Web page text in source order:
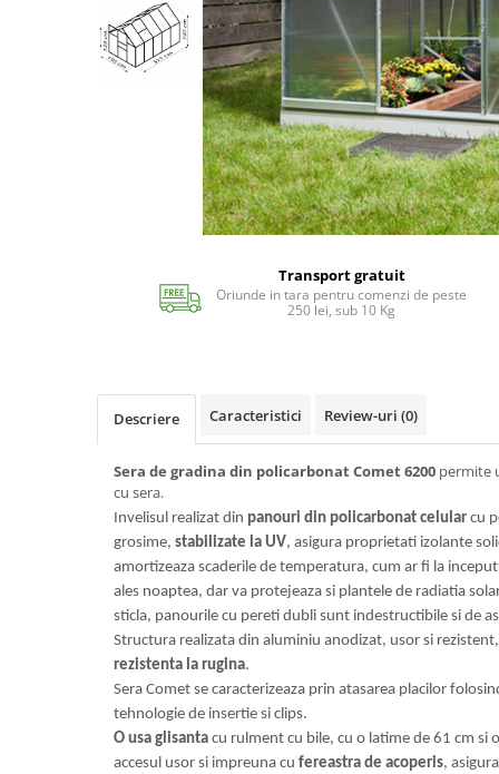
Echipamente si accesorii Piscina
Accesorii Piscina
Roboti si aspiratoare
Minipiscine rigide
Accesorii minipiscine
Gratare carbune
Curatare si intretinere
Transport gratuit
Oriunde in tara pentru comenzi de peste
250 lei, sub 10 Kg
Descriere Caracteristici Review-uri (0)
Sera de gradina din policarbonat Comet 6200 permite
cu sera.
Invelisul realizat din panouri din policarbonat celular cu
grosime, stabilizate la UV, asigura proprietati izolante
amortizeaza scaderile de temperatura, cum ar fi la
ales noaptea, dar va protejeaza si plantele de radiatia
sticla, panourile cu pereti dubli sunt indestructibile si de
Structura realizata din aluminiu anodizat, usor si
rezistenta la rugina.
Sera Comet se caracterizeaza prin atasarea placilor
tehnologie de insertie si clips.
O usa glisanta cu rulment cu bile, cu o latime de 61 cm si
accesul usor si impreuna cu fereastra de acoperis,